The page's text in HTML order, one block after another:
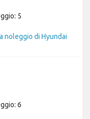
5
noleggio di Hyundai
6